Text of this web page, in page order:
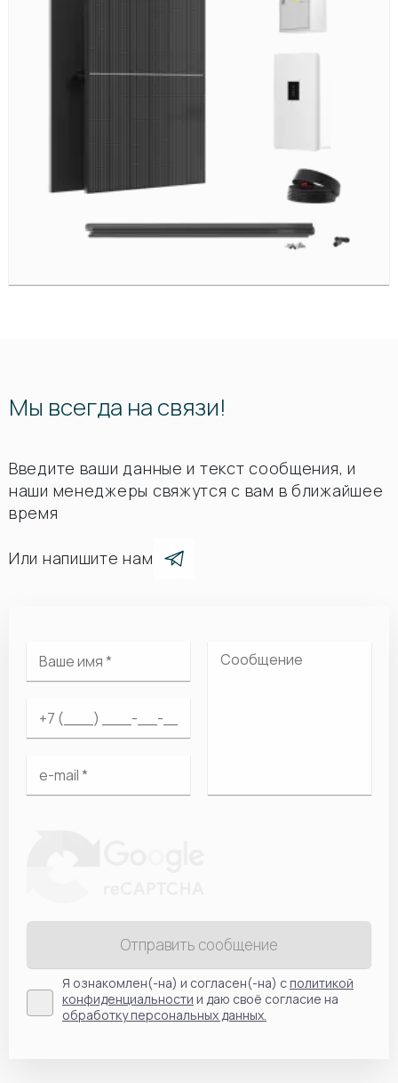
Мы всегда на связи!
Введите ваши данные и текст сообщения, и
наши менеджеры свяжутся с вам в ближайшее
время
Или напишите нам
Отправить сообщение
Я ознакомлен(-на) и согласен(-на) сполитикой
конфиденциальности и даю своё согласие на
обработку персональных данных.